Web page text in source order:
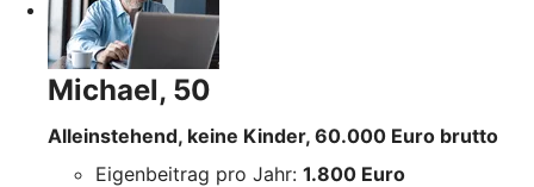
Michael, 50
Alleinstehend, keine Kinder, 60.000 Euro brutto
Eigenbeitrag pro Jahr: 1.800 Euro